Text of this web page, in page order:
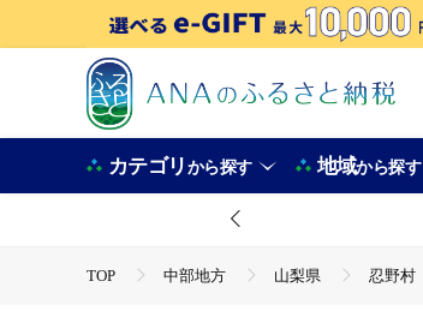
カテゴリから探す 地域から探す
TOP 中部地方 山梨県 忍野村